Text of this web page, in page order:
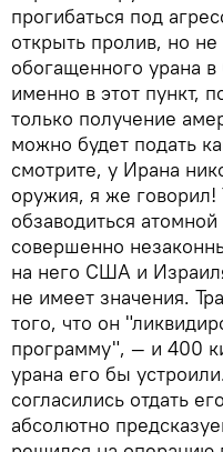
прогибаться под
открыть пролив, но
обогащенного урана
именно в этот пункт,
только получение
можно будет подать
смотрите, у Ирана
оружия, я же говорил!
обзаводиться
совершенно
на него США и
не имеет значения.
того, что он
программу", — и 400
урана его бы
согласились отдать
абсолютно